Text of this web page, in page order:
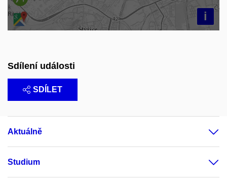
i
Sdílení události
SDÍLET
Aktuálně
Studium